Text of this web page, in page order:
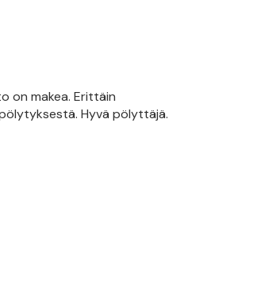
on makea. Erittäin
Hyvä pölyttäjä.